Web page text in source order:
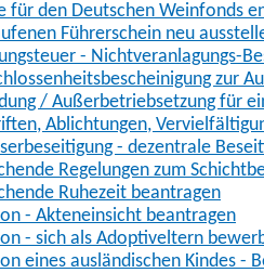
für den Deutschen Weinfonds
Führerschein neu
- Nichtveranlagungs-
zur
/ Außerbetriebsetzung für
Ablichtungen,
- dezentrale
Regelungen zum
Ruhezeit beantragen
- Akteneinsicht beantragen
- sich als Adoptiveltern
eines ausländischen Kindes -